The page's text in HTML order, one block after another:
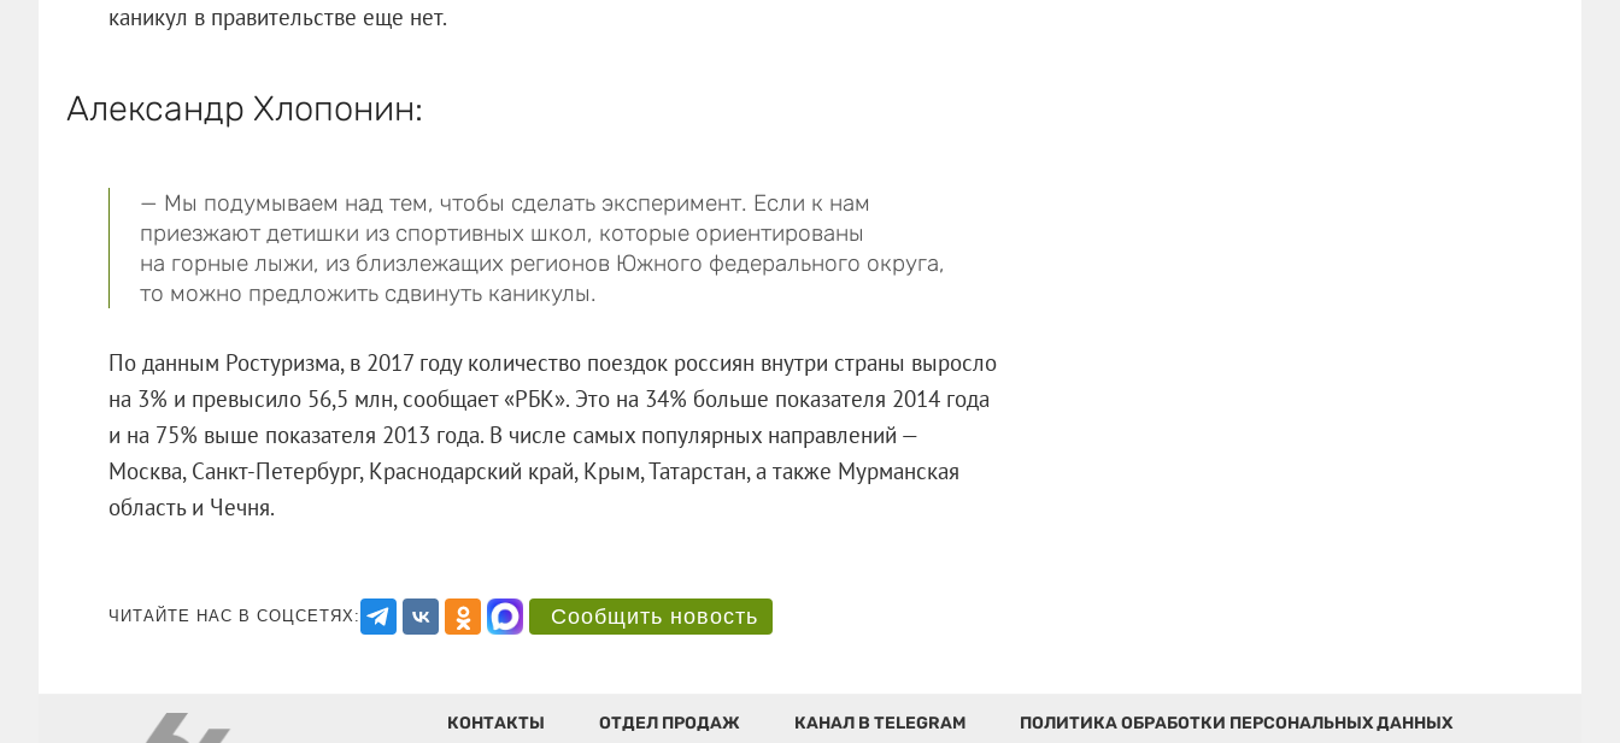
каникул в правительстве еще нет.
Александр Хлопонин:
— Мы подумываем над тем, чтобы сделать эксперимент. Если к нам
приезжают детишки из спортивных школ, которые ориентированы
на горные лыжи, из близлежащих регионов Южного федерального округа,
то можно предложить сдвинуть каникулы.
По данным Ростуризма, в 2017 году количество поездок россиян внутри страны выросло
на 3% и превысило 56,5 млн, сообщает «РБК». Это на 34% больше показателя 2014 года
и на 75% выше показателя 2013 года. В числе самых популярных направлений —
Москва, Санкт-Петербург, Краснодарский край, Крым, Татарстан, а также Мурманская
область и Чечня.
ЧИТАЙТЕ НАС В СОЦСЕТЯХ: Сообщить новость
КОНТАКТЫ ОТДЕЛ ПРОДАЖ КАНАЛ В TELEGRAM ПОЛИТИКА ОБРАБОТКИ ПЕРСОНАЛЬНЫХ ДАННЫХ